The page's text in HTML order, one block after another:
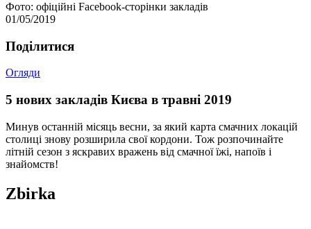
Фото: офіційні Facebook-сторінки закладів
01/05/2019
Подiлитися
Огляди
5 нових закладів Києва в травні 2019
Минув останній місяць весни, за який карта смачних локацій
столиці знову розширила свої кордони. Тож розпочинайте
літній сезон з яскравих вражень від смачної їжі, напоїв і
знайомств!
Zbirka